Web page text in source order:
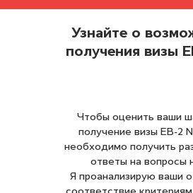
Узнайте о
получения визы
Чтобы оценить ваши
получение визы EB-2
необходимо получить
ответы на вопросы
Я проанализирую ваши
соответствие